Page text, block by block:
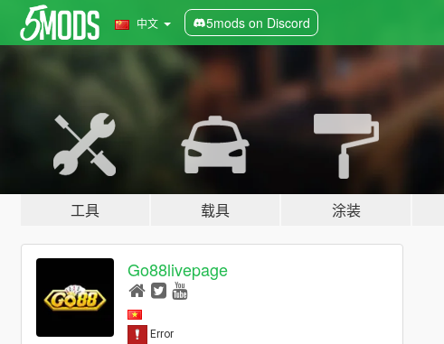
中文 5mods on Discord
工具 载具 涂装
Go88livepage